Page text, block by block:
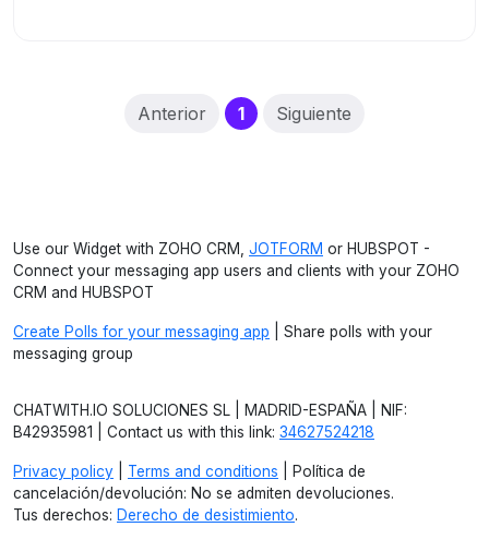
Anterior 1(current)
Siguiente
Use our Widget with ZOHO CRM, JOTFORM or HUBSPOT -
Connect your messaging app users and clients with your ZOHO
CRM and HUBSPOT
Create Polls for your messaging app | Share polls with your
messaging group
CHATWITH.IO SOLUCIONES SL | MADRID-ESPAÑA | NIF:
B42935981 | Contact us with this link: 34627524218
Privacy policy Terms and conditions | Política de
cancelación/devolución: No se admiten devoluciones.
Tus derechos: Derecho de desistimiento.